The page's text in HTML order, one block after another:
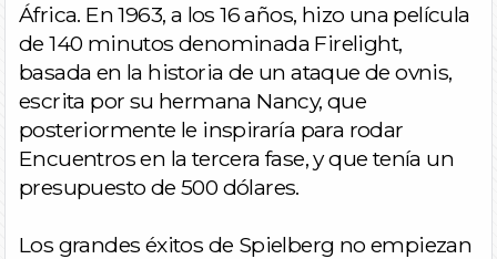
África. En 1963, a los 16 años, hizo una película
de 140 minutos denominada Firelight,
basada en la historia de un ataque de ovnis,
escrita por su hermana Nancy, que
posteriormente le inspiraría para rodar
Encuentros en la tercera fase, y que tenía un
presupuesto de 500 dólares.
Los grandes éxitos de Spielberg no empiezan